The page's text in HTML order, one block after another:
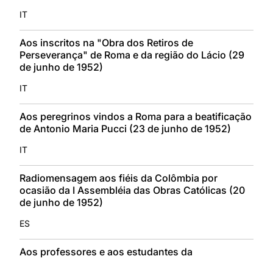
IT
Aos inscritos na "Obra dos Retiros de
Perseverança" de Roma e da região do Lácio (29
de junho de 1952)
IT
Aos peregrinos vindos a Roma para a beatificação
de Antonio Maria Pucci (23 de junho de 1952)
IT
Radiomensagem aos fiéis da Colômbia por
ocasião da I Assembléia das Obras Católicas (20
de junho de 1952)
ES
Aos professores e aos estudantes da